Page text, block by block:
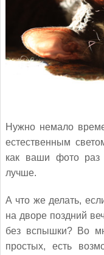
Нужно немало
естественным
как ваши фото раз
лучше.
А что же делать,
на дворе поздний
без вспышки? Во
простых, есть